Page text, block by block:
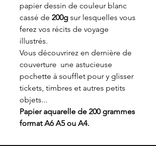
papier dessin de couleur blanc
cassé de 200g sur lesquelles vous
ferez vos récits de voyage
illustrés.
Vous découvrirez en dernière de
couverture une astucieuse
pochette à soufflet pour y glisser
tickets, timbres et autres petits
objets...
Papier aquarelle de 200 grammes
format A6 A5 ou A4.